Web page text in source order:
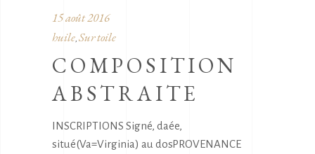
15 août 2016
huile, Sur toile
COMPOSITION
ABSTRAITE
INSCRIPTIONS Signé, daée,
situé(Va=Virginia) au dosPROVENANCE